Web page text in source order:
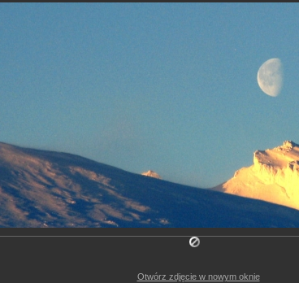
Otwórz zdjęcie w nowym oknie